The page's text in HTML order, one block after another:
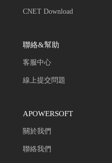
CNET Download
聯絡&幫助
客服中心
線上提交問題
APOWERSOFT
關於我們
聯絡我們